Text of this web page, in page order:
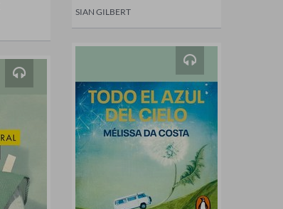
SIAN GILBERT